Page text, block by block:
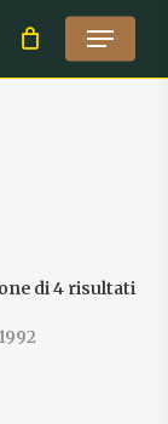
Menu
di 4 risultati
Close